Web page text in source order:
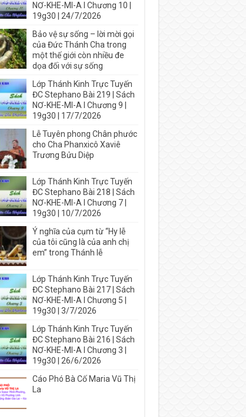
NƠ-KHE-MI-A I Chương 10 |
19g30 | 24/7/2026
Bảo vệ sự sống – lời mời gọi
của Đức Thánh Cha trong
một thế giới còn nhiều đe
dọa đối với sự sống
Lớp Thánh Kinh Trực Tuyến
ĐC Stephano Bài 219 | Sách
NƠ-KHE-MI-A I Chương 9 |
19g30 | 17/7/2026
Lễ Tuyên phong Chân phước
cho Cha Phanxicô Xaviê
Trương Bửu Diệp
Lớp Thánh Kinh Trực Tuyến
ĐC Stephano Bài 218 | Sách
NƠ-KHE-MI-A I Chương 7 |
19g30 | 10/7/2026
Ý nghĩa của cụm từ “Hy lễ
của tôi cũng là của anh chị
em” trong Thánh lễ
Lớp Thánh Kinh Trực Tuyến
ĐC Stephano Bài 217 | Sách
NƠ-KHE-MI-A I Chương 5 |
19g30 | 3/7/2026
Lớp Thánh Kinh Trực Tuyến
ĐC Stephano Bài 216 | Sách
NƠ-KHE-MI-A I Chương 3 |
19g30 | 26/6/2026
Cáo Phó Bà Cố Maria Vũ Thị
La